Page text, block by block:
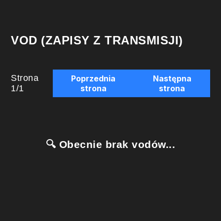
VOD (ZAPISY Z TRANSMISJI)
Strona
1/1
Poprzednia
strona
Następna
strona
🔍 Obecnie brak vodów...